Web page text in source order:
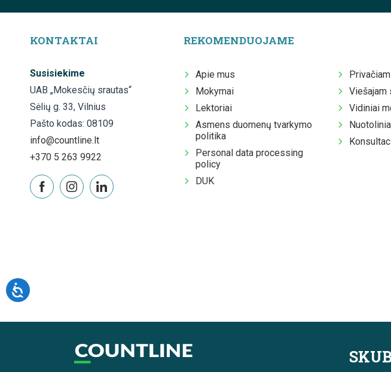
KONTAKTAI
Susisiekime
UAB „Mokesčių srautas“
Sėlių g. 33, Vilnius
Pašto kodas: 08109
info@countline.lt
+370 5 263 9922
REKOMENDUOJAME
Apie mus
Mokymai
Lektoriai
Asmens duomenų tvarkymo
politika
Personal data processing
policy
DUK
Viešajam
Vidiniai